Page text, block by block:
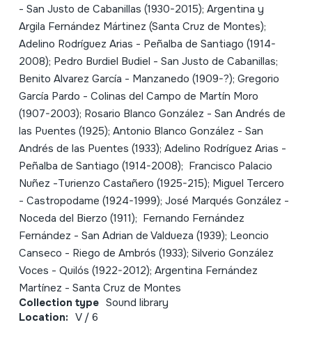
- San Justo de Cabanillas (1930-2015); Argentina y
Argila Fernández Mártinez (Santa Cruz de Montes);
Adelino Rodríguez Arias - Peñalba de Santiago (1914-
2008); Pedro Burdiel Budiel - San Justo de Cabanillas;
Benito Alvarez García - Manzanedo (1909-?); Gregorio
García Pardo - Colinas del Campo de Martín Moro
(1907-2003); Rosario Blanco González - San Andrés de
las Puentes (1925); Antonio Blanco González - San
Andrés de las Puentes (1933); Adelino Rodríguez Arias -
Peñalba de Santiago (1914-2008); Francisco Palacio
Nuñez -Turienzo Castañero (1925-215); Miguel Tercero
- Castropodame (1924-1999); José Marqués González -
Noceda del Bierzo (1911); Fernando Fernández
Fernández - San Adrian de Valdueza (1939); Leoncio
Canseco - Riego de Ambrós (1933); Silverio González
Voces - Quilós (1922-2012); Argentina Fernández
Martínez - Santa Cruz de Montes
Collection type Sound library
Location: V / 6